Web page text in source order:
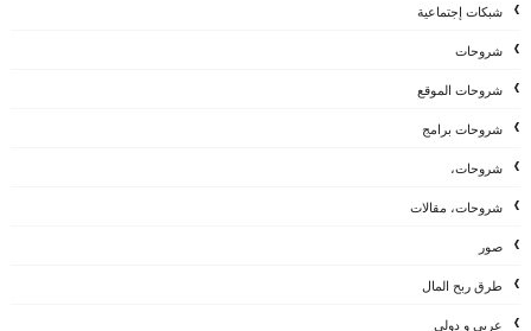
شبكات إجتماعية
شروحات
شروحات الموقع
شروحات برامج
شروحات،
شروحات، مقالات
صور
طرق ربح المال
عربي و دولي